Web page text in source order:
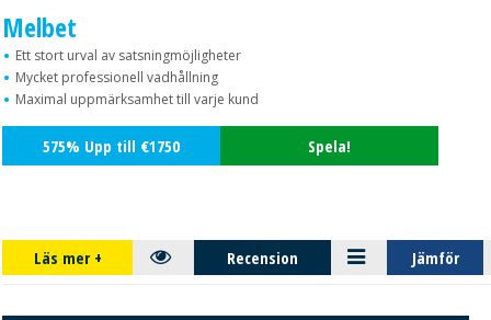
10.
Melbet
Ett stort urval av satsningmöjligheter
Mycket professionell vadhållning
Maximal uppmärksamhet till varje kund
575% Upp till €1750 Spela!
Läs mer+ Recension Jämför